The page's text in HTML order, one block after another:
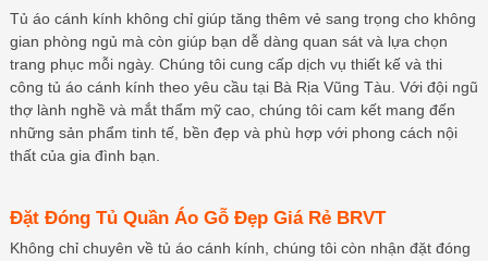
Tủ áo cánh kính không chỉ giúp tăng thêm vẻ sang trọng cho không
gian phòng ngủ mà còn giúp bạn dễ dàng quan sát và lựa chọn
trang phục mỗi ngày. Chúng tôi cung cấp dịch vụ thiết kế và thi
công tủ áo cánh kính theo yêu cầu tại Bà Rịa Vũng Tàu. Với đội ngũ
thợ lành nghề và mắt thẩm mỹ cao, chúng tôi cam kết mang đến
những sản phẩm tinh tế, bền đẹp và phù hợp với phong cách nội
thất của gia đình bạn.
Đặt Đóng Tủ Quần Áo Gỗ Đẹp Giá Rẻ BRVT
Không chỉ chuyên về tủ áo cánh kính, chúng tôi còn nhận đặt đóng